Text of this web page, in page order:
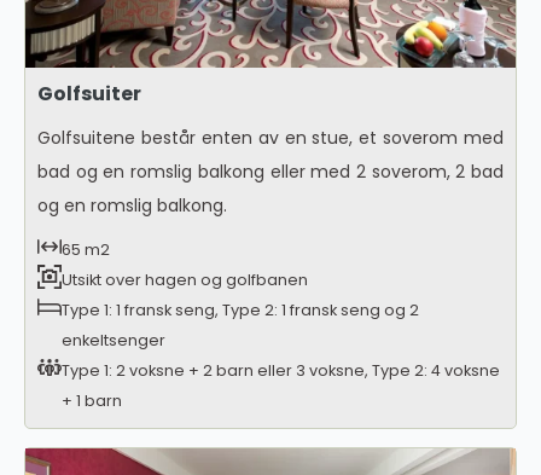
Golfsuiter
Golfsuitene består enten av en stue, et soverom med
bad og en romslig balkong eller med 2 soverom, 2 bad
og en romslig balkong.
65 m2
Utsikt over hagen og golfbanen
Type 1: 1 fransk seng, Type 2: 1 fransk seng og 2
enkeltsenger
Type 1: 2 voksne + 2 barn eller 3 voksne, Type 2: 4 voksne
+ 1 barn